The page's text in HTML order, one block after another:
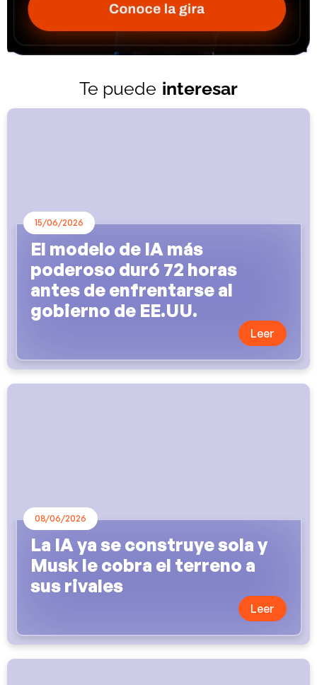
Te puede interesar
15/06/2026
El modelo de IA más
poderoso duró 72 horas
antes de enfrentarse al
gobierno de EE.UU.
Leer
08/06/2026
La IA ya se construye sola y
Musk le cobra el terreno a
sus rivales
Leer